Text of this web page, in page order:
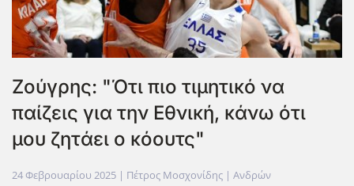
Ζούγρης: "Ότι πιο τιμητικό να
παίζεις για την Εθνική, κάνω ότι
μου ζητάει ο κόουτς"
24 Φεβρουαρίου 2025 | Πέτρος Μοσχονίδης | Ανδρών